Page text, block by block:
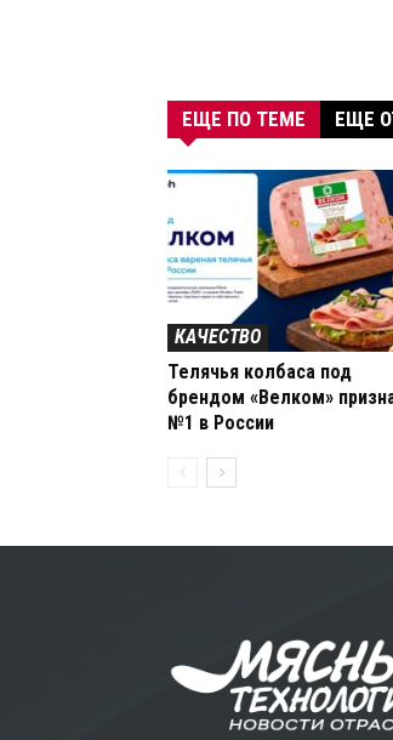
ЕЩЕ ПО ТЕМЕ ЕЩЕ
КАЧЕСТВО
Телячья колбаса под
брендом «Велком»
№1 в России